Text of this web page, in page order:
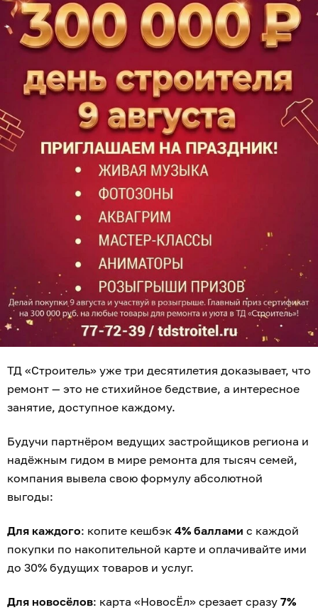
ТД «Строитель» уже три десятилетия доказывает, что
ремонт — это не стихийное бедствие, а интересное
занятие, доступное каждому.
Будучи партнёром ведущих застройщиков региона и
надёжным гидом в мире ремонта для тысяч семей,
компания вывела свою формулу абсолютной
выгоды:
Для каждого: копите кешбэк 4% баллами с каждой
покупки по накопительной карте и оплачивайте ими
до 30% будущих товаров и услуг.
Для новосёлов: карта «НовосЁл» срезает сразу 7%